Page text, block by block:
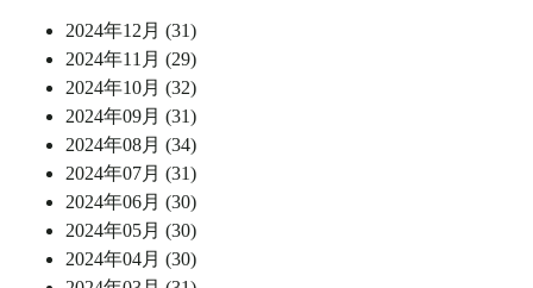
2024年12月 (31)
2024年11月 (29)
2024年10月 (32)
2024年09月 (31)
2024年08月 (34)
2024年07月 (31)
2024年06月 (30)
2024年05月 (30)
2024年04月 (30)